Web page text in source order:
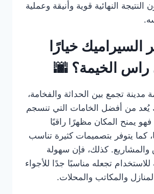
النهائية قوية وأنيقة وعملية
السيراميك خيارًا
راس الخيمة؟ 🌆
مدينة تجمع بين الحداثة والفخامة،
يُعد من أفضل الخامات التي تنسجم
فهو يمنح المكان مظهرًا راقيًا
كما يتوفر بتصميمات كثيرة تناسب
والمشاريع. كذلك، فإن سهولة
تجعله مناسبًا جدًا للأجواء
والمكاتب والمحلات.